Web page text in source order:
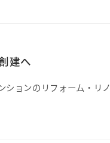
建へ
ションのリフォーム・リノ